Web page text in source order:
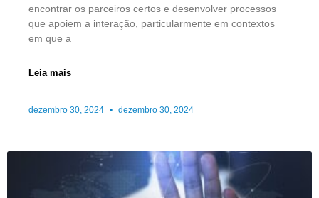
encontrar os parceiros certos e desenvolver processos
que apoiem a interação, particularmente em contextos
em que a
Leia mais
dezembro 30, 2024 dezembro 30, 2024